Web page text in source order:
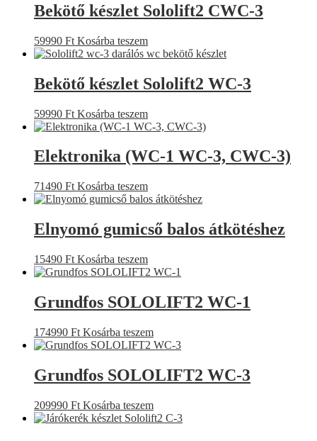
Bekötő készlet Sololift2 CWC-3
59990 Ft Kosárba teszem
Bekötő készlet Sololift2 WC-3
59990 Ft Kosárba teszem
Elektronika (WC-1 WC-3, CWC-3)
71490 Ft Kosárba teszem
Elnyomó gumicső balos átkötéshez
15490 Ft Kosárba teszem
Grundfos SOLOLIFT2 WC-1
174990 Ft Kosárba teszem
Grundfos SOLOLIFT2 WC-3
209990 Ft Kosárba teszem